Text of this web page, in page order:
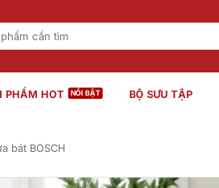
PHẨM HOT BỘ SƯU TẬP
bát BOSCH